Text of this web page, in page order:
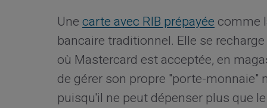
Unecarte avec RIB prépayéecomme
bancaire traditionnel. Elle se
où Mastercard est acceptée, en
de gérer son propre "porte-
puisqu'il ne peut dépenser plus que